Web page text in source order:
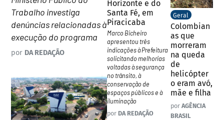
Trabalho investiga
denúncias relacionadas à
execução do programa
por DA REDAÇÃO
Horizonte e do
Santa Fé, em
Piracicaba
Marco Bicheiro
apresentou três
indicações à Prefeitura
solicitando melhorias
voltadas à segurança
no trânsito, à
conservação de
espaços públicos e à
iluminação
por DA REDAÇÃO
Geral
Colombian
as que
morreram
na queda
de
helicópter
o eram avó,
mãe e filha
por AGÊNCIA
BRASIL